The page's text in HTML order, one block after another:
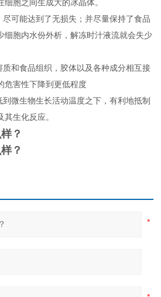
细胞之间生成大的冰晶体。
可能达到了无损失；并尽量保持了食品
细胞内水份外析，解冻时汁液流就会失少
和食品组织，胶体以及各种成分相互接
危害性下降到更低程度
微生物生长活动温度之下，有利地抵制
其生化反应。
？
？